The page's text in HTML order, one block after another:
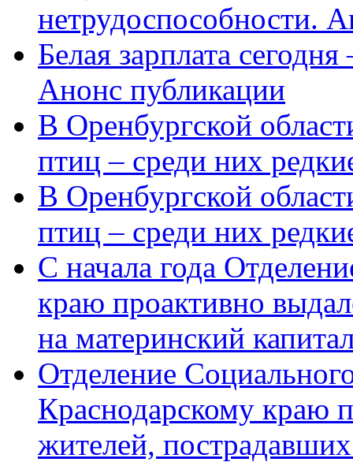
нетрудоспособности.
Белая зарплата
Анонс публикации
В Оренбургской
птиц – среди них
В Оренбургской
птиц – среди них
С начала года
краю проактивно
на материнский
Отделение
Краснодарскому краю
жителей,